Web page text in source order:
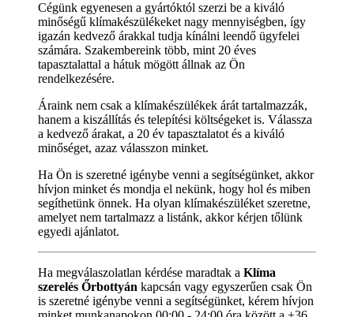
Cégünk egyenesen a gyártóktól szerzi be a kiváló
minőségű klímakészülékeket nagy mennyiségben, így
igazán kedvező árakkal tudja kínálni leendő ügyfelei
számára. Szakembereink több, mint 20 éves
tapasztalattal a hátuk mögött állnak az Ön
rendelkezésére.
Áraink nem csak a klímakészülékek árát tartalmazzák,
hanem a kiszállítás és telepítési költségeket is. Válassza
a kedvező árakat, a 20 év tapasztalatot és a kiváló
minőséget, azaz válasszon minket.
Ha Ön is szeretné igénybe venni a segítségünket, akkor
hívjon minket és mondja el nekünk, hogy hol és miben
segíthetünk önnek. Ha olyan klímakészüléket szeretne,
amelyet nem tartalmazz a listánk, akkor kérjen tőlünk
egyedi ajánlatot.
Ha megválaszolatlan kérdése maradtak a Klíma
szerelés Őrbottyán kapcsán vagy egyszerűen csak Ön
is szeretné igénybe venni a segítségünket, kérem hívjon